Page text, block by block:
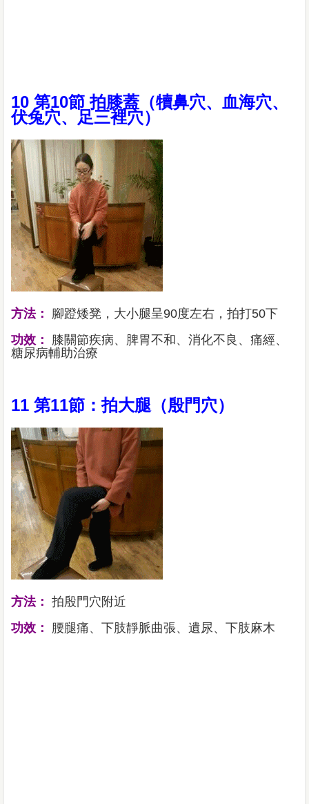
10 第10節 拍膝蓋（犢鼻穴、血海穴、
伏兔穴、足三裡穴）
方法：
腳蹬矮凳，大小腿呈90度左右，拍打50下
功效：
膝關節疾病、脾胃不和、消化不良、痛經、
糖尿病輔助治療
11 第11節：拍大腿（殷門穴）
方法： 拍殷門穴附近
功效：
腰腿痛、下肢靜脈曲張、遺尿、下肢麻木